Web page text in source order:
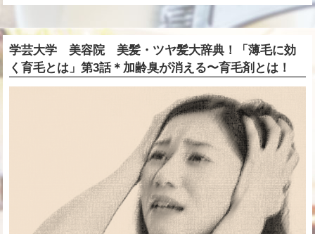
学芸大学 美容院 美髪・ツヤ髪大辞典！「薄毛に効
く育毛とは」第3話＊加齢臭が消える〜育毛剤とは！